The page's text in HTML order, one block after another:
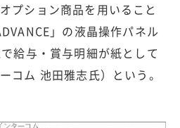
プション商品を用いること
」の液晶操作パネル
給与・賞与明細が紙として
コム 池田雅志氏）という。